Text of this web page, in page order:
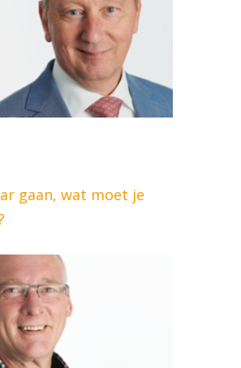
gaan, wat moet je